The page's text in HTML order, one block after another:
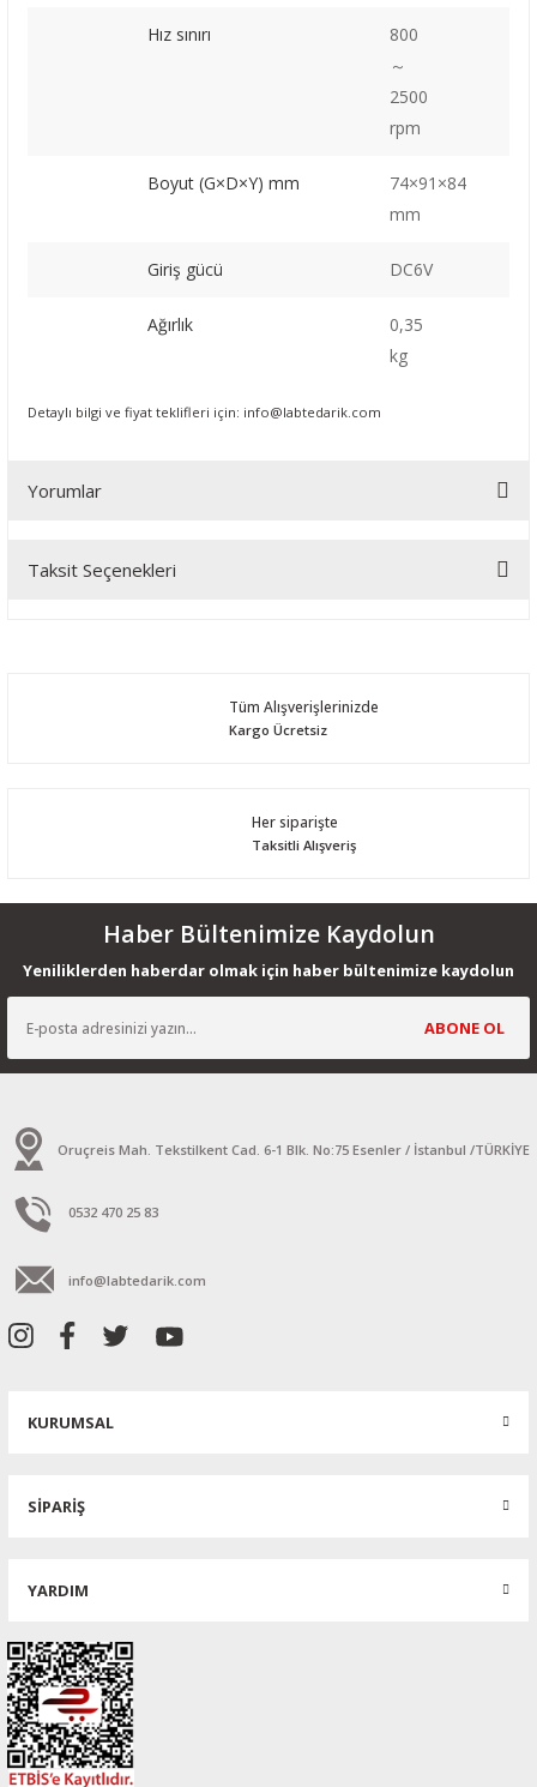
Hız sınırı
800
～
2500
rpm
Boyut (G×D×Y) mm
74×91×84
mm
Giriş gücü DC6V
Ağırlık
0,35
kg
Detaylı bilgi ve fiyat teklifleri için: info@labtedarik.com
Yorumlar
Taksit Seçenekleri
Tüm Alışverişlerinizde
Kargo Ücretsiz
Her siparişte
Taksitli Alışveriş
Haber Bültenimize Kaydolun
Yeniliklerden haberdar olmak için haber bültenimize kaydolun
ABONE OL
Oruçreis Mah. Tekstilkent Cad. 6-1 Blk. No:75 Esenler / İstanbul /TÜRKİYE
0532 470 25 83
info@labtedarik.com
KURUMSAL
SİPARİŞ
YARDIM